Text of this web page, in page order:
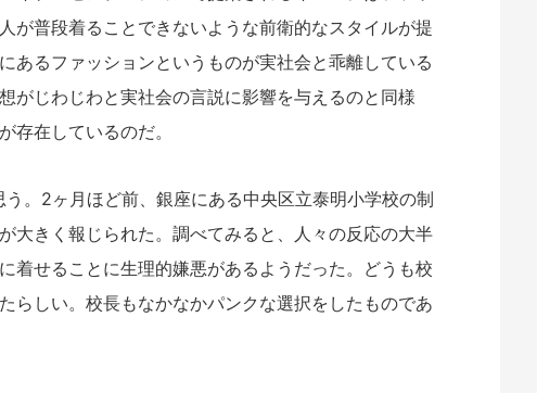
が普段着ることできないような前衛的なスタイルが提
あるファッションというものが実社会と乖離している
がじわじわと実社会の言説に影響を与えるのと同様
存在しているのだ。
。2ヶ月ほど前、銀座にある中央区立泰明小学校の制
大きく報じられた。調べてみると、人々の反応の大半
着せることに生理的嫌悪があるようだった。どうも校
らしい。校長もなかなかパンクな選択をしたものであ